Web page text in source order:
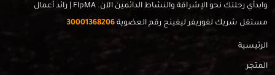
وابدأي رحلتك نحو الإشراقة والنشاط الدائمين الآن. FlpMA | رائد أعمال
مستقل شريك لفوريفر ليفينج رقم العضوية 30001368206
الرئيسية
المتجر